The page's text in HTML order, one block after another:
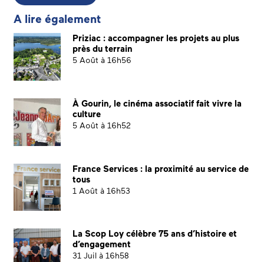
A lire également
Priziac : accompagner les projets au plus
près du terrain
5 Août à 16h56
À Gourin, le cinéma associatif fait vivre la
culture
5 Août à 16h52
France Services : la proximité au service de
tous
1 Août à 16h53
La Scop Loy célèbre 75 ans d’histoire et
d’engagement
31 Juil à 16h58